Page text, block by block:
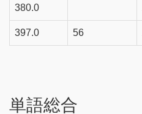
380.0
397.0 56
単語総合